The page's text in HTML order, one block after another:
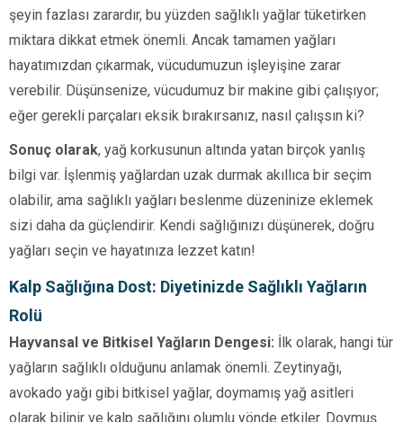
şeyin fazlası zarardır, bu yüzden sağlıklı yağlar tüketirken
miktara dikkat etmek önemli. Ancak tamamen yağları
hayatımızdan çıkarmak, vücudumuzun işleyişine zarar
verebilir. Düşünsenize, vücudumuz bir makine gibi çalışıyor;
eğer gerekli parçaları eksik bırakırsanız, nasıl çalışsın ki?
Sonuç olarak, yağ korkusunun altında yatan birçok yanlış
bilgi var. İşlenmiş yağlardan uzak durmak akıllıca bir seçim
olabilir, ama sağlıklı yağları beslenme düzeninize eklemek
sizi daha da güçlendirir. Kendi sağlığınızı düşünerek, doğru
yağları seçin ve hayatınıza lezzet katın!
Kalp Sağlığına Dost: Diyetinizde Sağlıklı Yağların
Rolü
Hayvansal ve Bitkisel Yağların Dengesi: İlk olarak, hangi tür
yağların sağlıklı olduğunu anlamak önemli. Zeytinyağı,
avokado yağı gibi bitkisel yağlar, doymamış yağ asitleri
olarak bilinir ve kalp sağlığını olumlu yönde etkiler. Doymuş